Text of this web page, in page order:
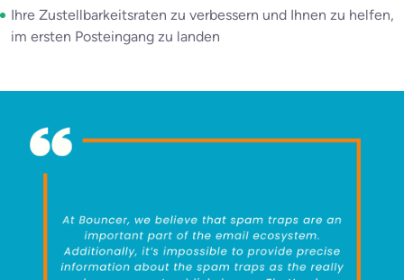
Ihre Zustellbarkeitsraten zu verbessern und Ihnen zu helfen,
im ersten Posteingang zu landen